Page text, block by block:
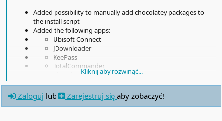
Added possibility to manually add chocolatey packages to
the install script
Added the following apps:
Ubisoft Connect
JDownloader
KeePass
TotalCommander
VirtualBox
Plex
Jellyfin
MuseScore
Kliknij aby rozwinąć...
Zaloguj lub Zarejestruj się aby zobaczyć!